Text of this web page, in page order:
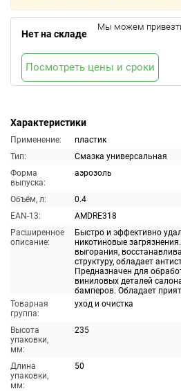
Характеристики
Применение:
пластик
Тип:
Смазка универсальная
Форма
выпуска:
аэрозоль
Объём, л:
0.4
EAN-13:
AMDRE318
Расширенное
описание:
Быстро и эффективно
никотиновые
выгорания,
структуру, обладает
Предназначен для
виниловых деталей
бамперов. Обладает
Товарная
группа:
уход и очистка
Высота
упаковки,
мм:
235
Длина
упаковки,
мм:
50
Нет на складе
Мы можем
Посмотреть цены и сроки